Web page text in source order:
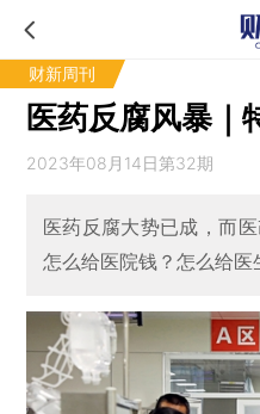
财新周刊
医药反腐风暴｜
2023年08月14日第32期
医药反腐大势已成，而
怎么给医院钱？怎么给医